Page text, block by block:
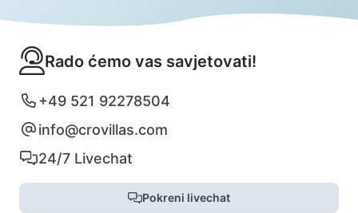
Rado ćemo vas savjetovati!
+49 521 92278504
info@crovillas.com
24/7 Livechat
Pokreni livechat